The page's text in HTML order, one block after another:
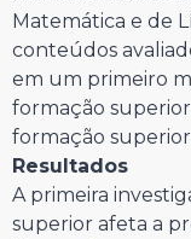
Matemática e de
conteúdos
em um primeiro
formação superior
formação
Resultados
A primeira
superior afeta a